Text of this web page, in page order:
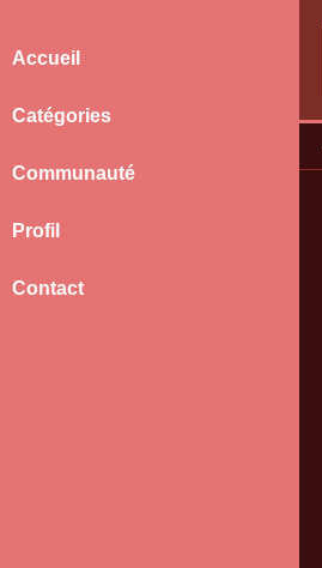
Accueil
Catégories
Communauté
Profil
Contact